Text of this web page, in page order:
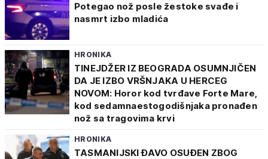
Potegao nož posle žestoke svađe i
nasmrt izbo mladića
HRONIKA
TINEJDŽER IZ BEOGRADA OSUMNJIČEN
DA JE IZBO VRŠNJAKA U HERCEG
NOVOM: Horor kod tvrđave Forte Mare,
kod sedamnaestogodišnjaka pronađen
nož sa tragovima krvi
HRONIKA
TASMANIJSKI ĐAVO OSUĐEN ZBOG